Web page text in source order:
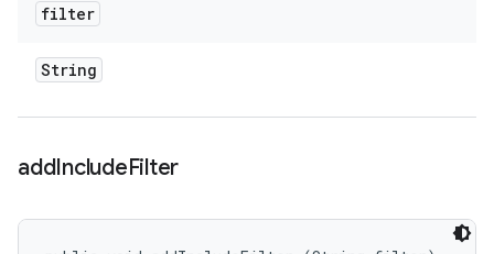
filter
String
addIncludeFilter